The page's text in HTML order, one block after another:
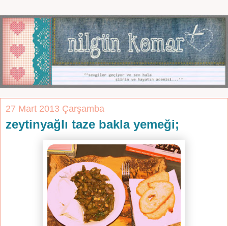
27 Mart 2013 Çarşamba
zeytinyağlı taze bakla yemeği;